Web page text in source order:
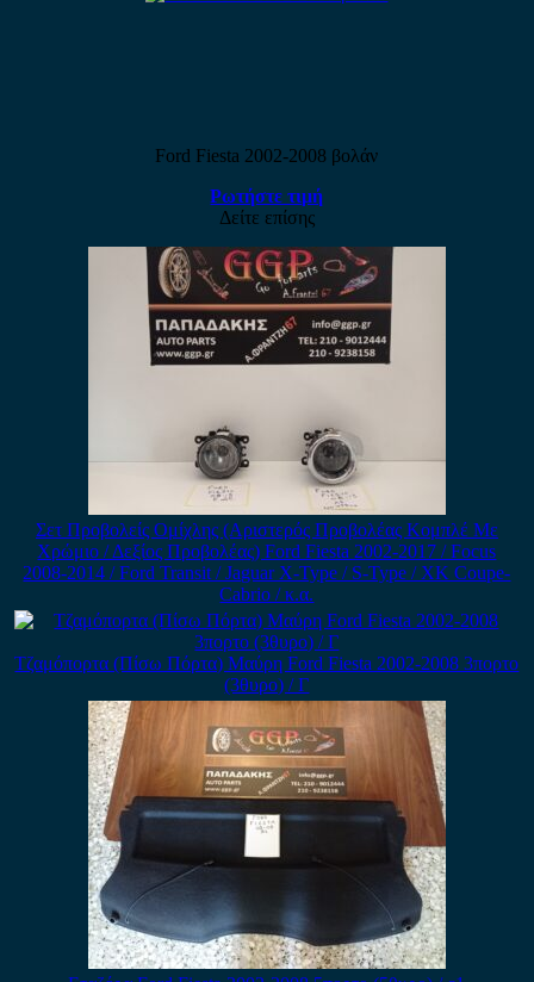
Ford Fiesta 2002-2008 βολάν
Ρωτήστε τιμή
Δείτε επίσης
Σετ Προβολείς Ομίχλης (Αριστερός Προβολέας Κομπλέ Με
Χρώμιο / Δεξίος Προβολέας) Ford Fiesta 2002-2017 / Focus
2008-2014 / Ford Transit / Jaguar X-Type / S-Type / XK Coupe-
Cabrio / κ.α.
Τζαμόπορτα (Πίσω Πόρτα) Μαύρη Ford Fiesta 2002-2008 3πορτο
(3θυρο) / Γ